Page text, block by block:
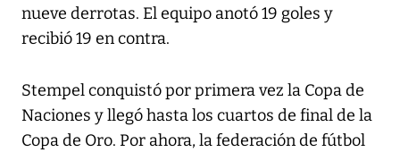
nueve derrotas. El equipo anotó 19 goles y
recibió 19 en contra.
Stempel conquistó por primera vez la Copa de
Naciones y llegó hasta los cuartos de final de la
Copa de Oro. Por ahora, la federación de fútbol